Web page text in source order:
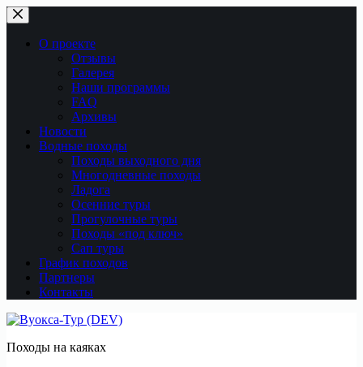
Перейти
к
сути
О проекте
Отзывы
Галерея
Наши программы
FAQ
Архивы
Новости
Водные походы
Походы выходного дня
Многодневные походы
Ладога
Осенние туры
Прогулочные туры
Походы «под ключ»
Сап туры
График походов
Партнеры
Контакты
Походы на каяках